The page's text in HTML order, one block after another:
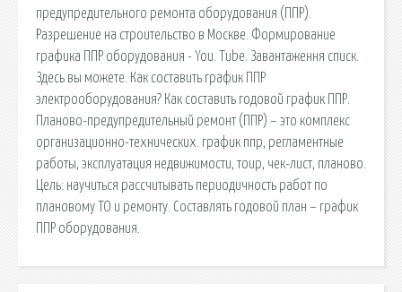
предупредительного ремонта оборудования (ППР).
Разрешение на строительство в Москве. Формирование
графика ППР оборудования - You. Tube. Завантаження списк.
Здесь вы можете. Как составить график ППР
электрооборудования? Как составить годовой график ППР.
Планово-предупредительный ремонт (ППР) – это комплекс
организационно-технических. график ппр, регламентные
работы, эксплуатация недвижимости, тоир, чек-лист, планово.
Цель: научиться рассчитывать периодичность работ по
плановому ТО и ремонту. Составлять годовой план – график
ППР оборудования.